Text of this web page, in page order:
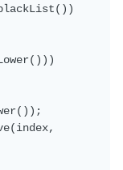
())
()))
());
(index,